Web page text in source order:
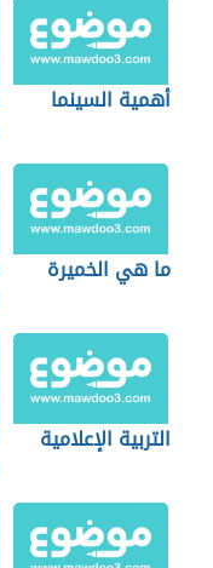
أهمية السينما
ما هي الخميرة
التربية الإعلامية